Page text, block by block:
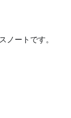
ノートです。